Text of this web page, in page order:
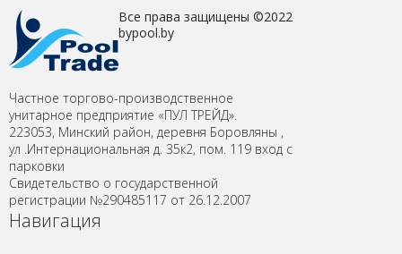
Все права защищены ©2022
bypool.by
Частное торгово-производственное
унитарное предприятие «ПУЛ ТРЕЙД».
223053, Минский район, деревня Боровляны ,
ул .Интернациональная д. 35к2, пом. 119 вход с
парковки
Свидетельство о государственной
регистрации №290485117 от 26.12.2007
Навигация